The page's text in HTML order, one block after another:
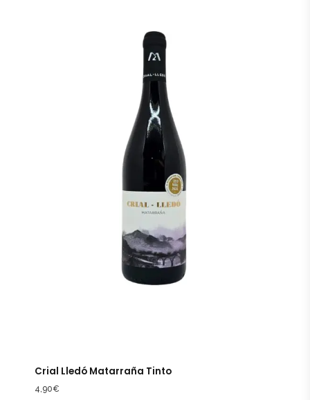
Crial Lledó Matarraña Tinto
4,90€